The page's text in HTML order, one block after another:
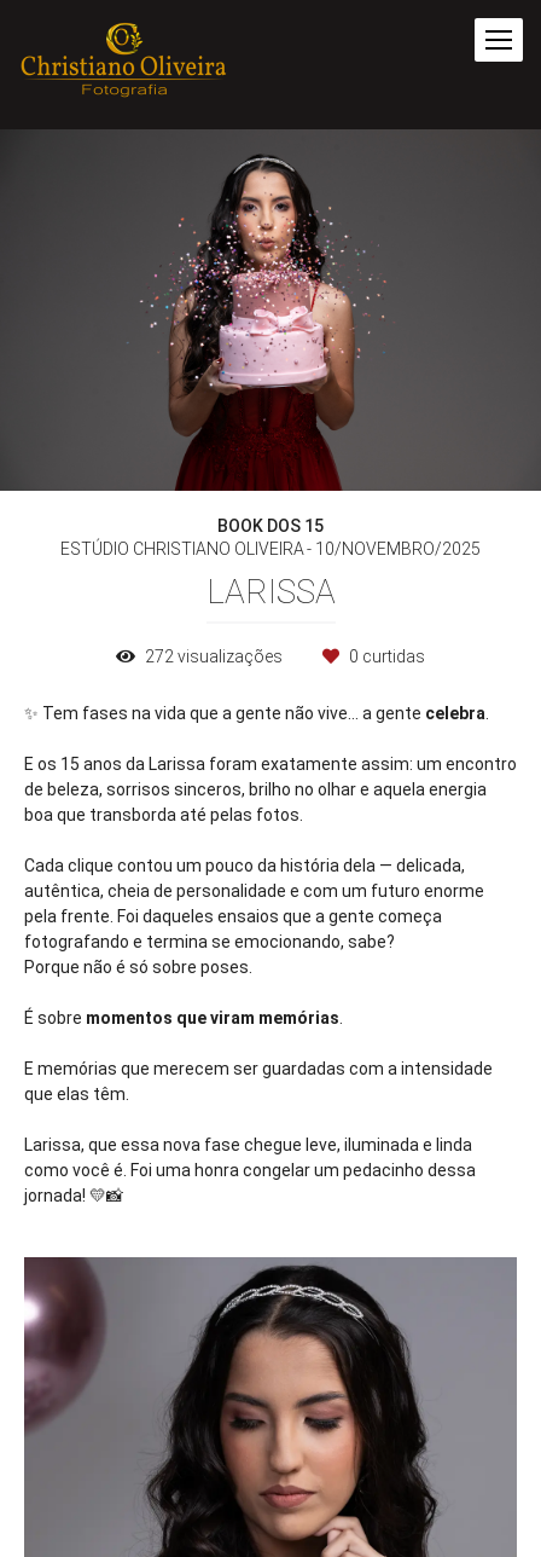
BOOK DOS 15
ESTÚDIO CHRISTIANO OLIVEIRA
10/NOVEMBRO/2025
LARISSA
272 visualizações 0 curtidas
✨ Tem fases na vida que a gente não vive… a gente celebra
E os 15 anos da Larissa foram exatamente assim: um encontro
de beleza, sorrisos sinceros, brilho no olhar e aquela energia
boa que transborda até pelas fotos.
Cada clique contou um pouco da história dela — delicada,
autêntica, cheia de personalidade e com um futuro enorme
pela frente. Foi daqueles ensaios que a gente começa
fotografando e termina se emocionando, sabe?
Porque não é só sobre poses.
É sobre momentos que viram memórias
E memórias que merecem ser guardadas com a intensidade
que elas têm.
Larissa, que essa nova fase chegue leve, iluminada e linda
como você é. Foi uma honra congelar um pedacinho dessa
jornada! 💛📸